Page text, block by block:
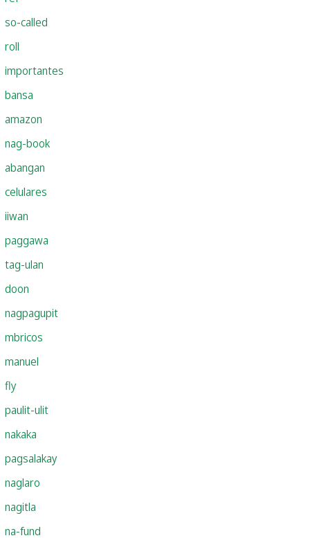
so-called
roll
importantes
bansa
amazon
nag-book
abangan
celulares
iiwan
paggawa
tag-ulan
doon
nagpagupit
mbricos
manuel
fly
paulit-ulit
nakaka
pagsalakay
naglaro
nagitla
na-fund